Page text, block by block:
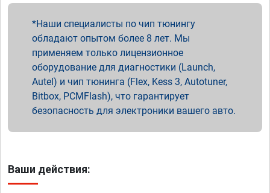
Наши специалисты по чип тюнингу
обладают опытом более 8 лет. Мы
применяем только лицензионное
оборудование для диагностики (Launch,
Autel) и чип тюнинга (Flex, Kess 3, Autotuner,
Bitbox, PCMFlash), что гарантирует
безопасность для электроники вашего авто.
Ваши действия: